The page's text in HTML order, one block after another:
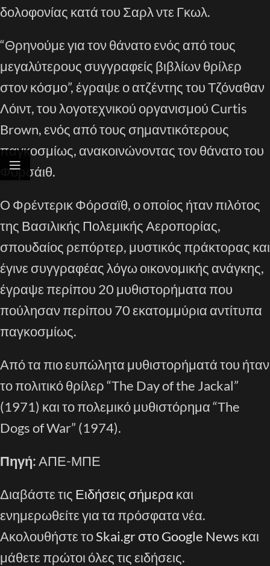
δολοφονίας κατά του Σαρλ ντε Γκωλ.
“Θρηνούμε για τον θάνατο ενός από τους
μεγαλύτερους συγγραφείς βιβλίων θρίλερ
στον κόσμο”, έγραψε ο ατζέντης του Τζόναθαν
Λόιντ, του λογοτεχνικού οργανισμού Curtis
Brown, ενός από τους σημαντικότερους
παγκοσμίως, ανακοινώνοντας τον θάνατο του
Φορσάιθ.
Ο Φρέντερικ Φόρσαϊθ, ο οποίος ήταν πιλότος
της Βασιλικής Πολεμικής Αεροπορίας,
σπουδαίος ρεπόρτερ, μυστικός πράκτορας και
έγινε συγγραφέας λόγω οικονομικής ανάγκης,
έγραψε περίπου 20 μυθιστορήματα που
πούλησαν περίπου 70 εκατομμύρια αντίτυπα
παγκοσμίως.
Από τα πιο ευπώλητα μυθιστορήματά του ήταν
το πολιτικό θρίλερ “The Day of the Jackal”
(1971) και το πολεμικό μυθιστόρημα “The
Dogs of War” (1974).
Πηγή:ΑΠΕ-ΜΠΕ
Διαβάστε τις Ειδήσεις σήμερα και
ενημερωθείτε για τα πρόσφατα νέα.
Ακολουθήστε τοSkai.gr στο Google News και
μάθετε πρώτοι όλες τις ειδήσεις.